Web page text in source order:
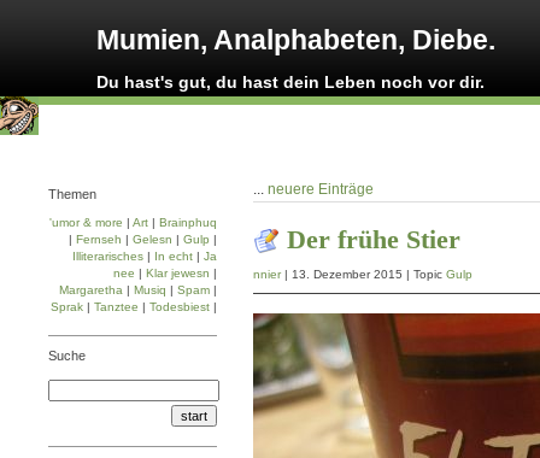
Mumien, Analphabeten, Diebe.
Du hast's gut, du hast dein Leben noch vor dir.
... neuere Einträge
Der frühe Stier
nnier| 13. Dezember 2015 | Topic Gulp
Themen
'umor & more | Art | Brainphuq
| Fernseh | Gelesn | Gulp |
Illiterarisches | In echt | Ja
nee | Klar jewesn |
Margaretha | Musiq | Spam |
Sprak | Tanztee | Todesbiest |
Suche